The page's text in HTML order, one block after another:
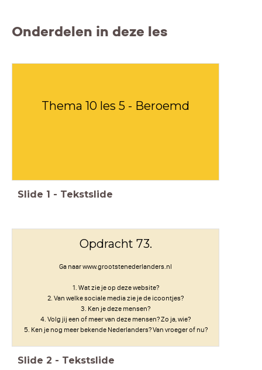
Onderdelen in deze les
Thema 10 les 5 - Beroemd
Slide 1 - Tekstslide
Opdracht 73.
Ga naar www.grootstenederlanders.nl
1. Wat zie je op deze website?
2. Van welke sociale media zie je de icoontjes?
3. Ken je deze mensen?
4. Volg jij een of meer van deze mensen? Zo ja, wie?
5. Ken je nog meer bekende Nederlanders? Van vroeger of nu?
Slide 2 - Tekstslide